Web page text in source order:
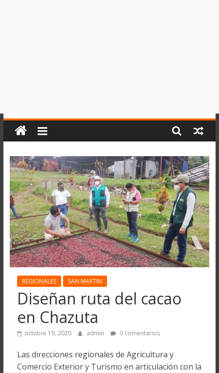
REGIONALES SAN MARTIN
Diseñan ruta del cacao
en Chazuta
octubre 19, 2020 admin 0 comentarios
Las direcciones regionales de Agricultura y
Comercio Exterior y Turismo en articulación con la